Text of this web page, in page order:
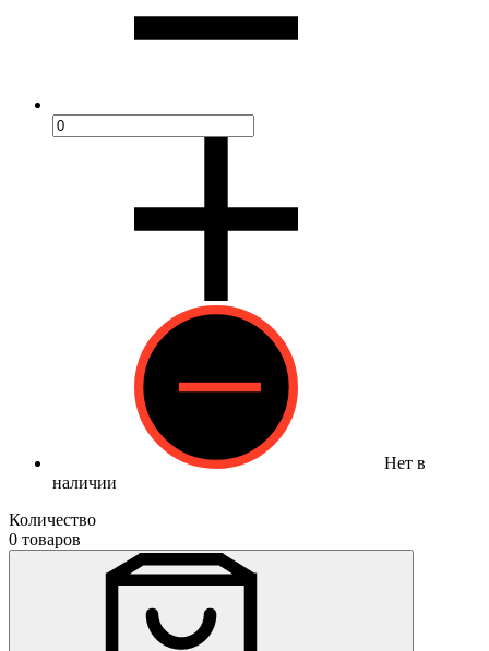
Нет в
наличии
Количество
0 товаров